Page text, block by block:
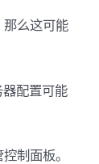
那么这可能
配置可能
制面板。